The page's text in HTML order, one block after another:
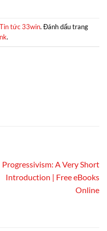
Tin tức 33win. Đánh dấu trang
.
Progressivism: A Very Short
Introduction | Free eBooks
Online